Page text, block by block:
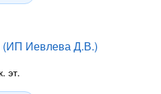
(ИП Иевлева Д.В.)
эт.